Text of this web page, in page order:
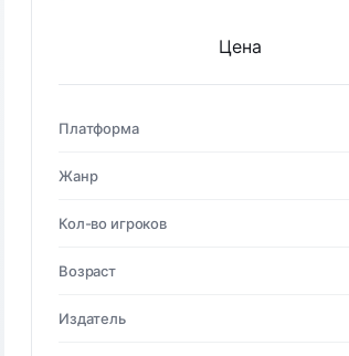
Цена
Платформа
Жанр
Кол-во игроков
Возраст
Издатель